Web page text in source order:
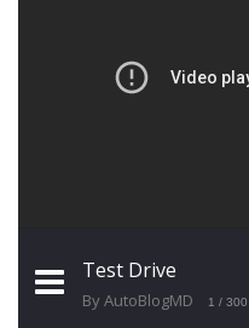
Test Drive
By AutoBlogMD 1 / 300